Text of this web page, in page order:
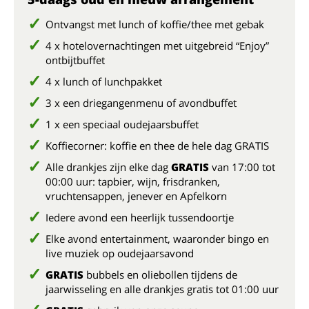
Ontvangst met lunch of koffie/thee met gebak
4 x hotelovernachtingen met uitgebreid “Enjoy”
ontbijtbuffet
4 x lunch of lunchpakket
3 x een driegangenmenu of avondbuffet
1 x een speciaal oudejaarsbuffet
Koffiecorner: koffie en thee de hele dag GRATIS
Alle drankjes zijn elke dag GRATIS van 17:00 tot
00:00 uur: tapbier, wijn, frisdranken,
vruchtensappen, jenever en Apfelkorn
Iedere avond een heerlijk tussendoortje
Elke avond entertainment, waaronder bingo en
live muziek op oudejaarsavond
GRATIS bubbels en oliebollen tijdens de
jaarwisseling en alle drankjes gratis tot 01:00 uur